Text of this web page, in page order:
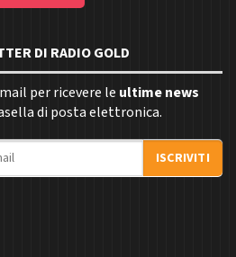
DI RADIO GOLD
per ricevere le ultime news
di posta elettronica.
ISCRIVITI